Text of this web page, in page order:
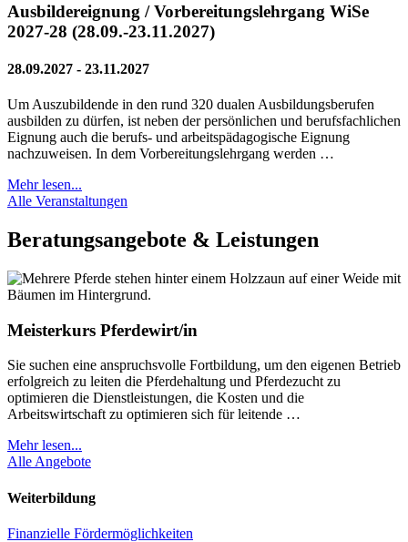
Ausbildereignung / Vorbereitungslehrgang WiSe
2027-28 (28.09.-23.11.2027)
28.09.2027 - 23.11.2027
Um Auszubildende in den rund 320 dualen Ausbildungsberufen
ausbilden zu dürfen, ist neben der persönlichen und berufsfachlichen
Eignung auch die berufs- und arbeitspädagogische Eignung
nachzuweisen. In dem Vorbereitungslehrgang werden …
Mehr lesen...
Alle Veranstaltungen
Beratungsangebote & Leistungen
Meisterkurs Pferdewirt/in
Sie suchen eine anspruchsvolle Fortbildung, um den eigenen Betrieb
erfolgreich zu leiten die Pferdehaltung und Pferdezucht zu
optimieren die Dienstleistungen, die Kosten und die
Arbeitswirtschaft zu optimieren sich für leitende …
Mehr lesen...
Alle Angebote
Weiterbildung
Finanzielle Fördermöglichkeiten